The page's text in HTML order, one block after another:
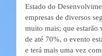
Estado do
empresas de diversos
muito mais; que estarão
de até 70%, o evento
e terá mais uma vez